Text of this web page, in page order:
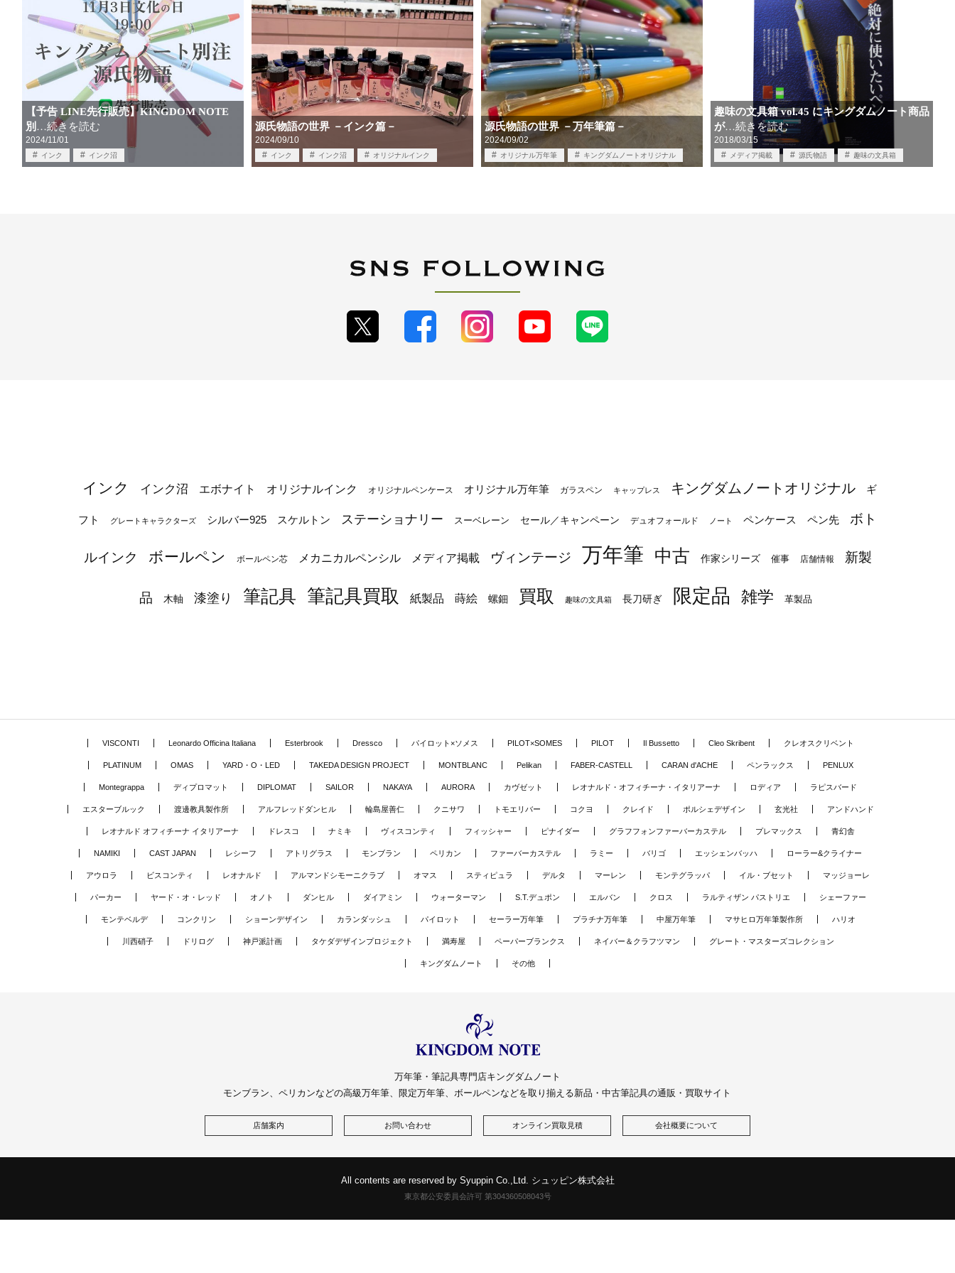
【予告 LINE先行販売】KINGDOM NOTE
別 …続きを読む
2024/11/01
インク インク沼
源氏物語の世界 －インク篇－
2024/09/10
インク インク沼 オリジナルインク
源氏物語の世界 －万年筆篇－
2024/09/02
オリジナル万年筆 キングダムノートオリジナル
趣味の文具箱 vol.45 にキングダムノート商品
が…続きを読む
2018/03/15
メディア掲載 源氏物語 趣味の文具箱
インク インク沼 エボナイト オリジナルインク オリジナルペンケース オリジナル万年筆 ガラスペン キャップレス キングダムノートオリジナル ギ
フト グレートキャラクターズ シルバー925 スケルトン ステーショナリー スーベレーン セール／キャンペーン デュオフォールド ノート ペンケース ペン先 ボト
ルインク ボールペン ボールペン芯 メカニカルペンシル メディア掲載 ヴィンテージ 万年筆 中古 作家シリーズ 催事 店舗情報 新製
品 木軸 漆塗り 筆記具 筆記具買取 紙製品 蒔絵 螺鈿 買取 趣味の文具箱 長刀研ぎ 限定品 雑学 革製品
VISCONTI Leonardo Officina Italiana Esterbrook Dressco パイロット×ソメス PILOT×SOMES PILOT Il Bussetto Cleo Skribent クレオスクリベント
PLATINUM OMAS YARD・O・LED TAKEDA DESIGN PROJECT MONTBLANC Pelikan FABER-CASTELL CARAN d'ACHE ペンラックス PENLUX
Montegrappa ディプロマット DIPLOMAT SAILOR NAKAYA AURORA カヴゼット レオナルド・オフィチーナ・イタリアーナ ロディア ラピスバード
エスターブルック 渡邊教具製作所 アルフレッドダンヒル 輪島屋善仁 クニサワ トモエリバー コクヨ クレイド ポルシェデザイン 玄光社 アンドハンド
レオナルド オフィチーナ イタリアーナ ドレスコ ナミキ ヴィスコンティ フィッシャー ピナイダー グラフフォンファーバーカステル プレマックス 青幻舎
NAMIKI CAST JAPAN レシーフ アトリグラス モンブラン ペリカン ファーバーカステル ラミー バリゴ エッシェンバッハ ローラー&クライナー
アウロラ ビスコンティ レオナルド アルマンドシモーニクラブ オマス スティピュラ デルタ マーレン モンテグラッパ イル・ブセット マッジョーレ
パーカー ヤード・オ・レッド オノト ダンヒル ダイアミン ウォーターマン S.T.デュポン エルバン クロス ラルティザン パストリエ シェーファー
モンテベルデ コンクリン ショーンデザイン カランダッシュ パイロット セーラー万年筆 プラチナ万年筆 中屋万年筆 マサヒロ万年筆製作所 ハリオ
川西硝子 ドリログ 神戸派計画 タケダデザインプロジェクト 満寿屋 ペーパーブランクス ネイバー＆クラフツマン グレート・マスターズコレクション
キングダムノート その他
万年筆・筆記具専門店キングダムノート
モンブラン、ペリカンなどの高級万年筆、限定万年筆、ボールペンなどを取り揃える新品・中古筆記具の通販・買取サイト
店舗案内 お問い合わせ オンライン買取見積 会社概要について
All contents are reserved by Syuppin Co.,Ltd. シュッピン株式会社
東京都公安委員会許可 第304360508043号